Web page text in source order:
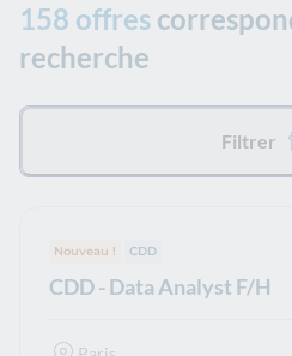
158 offres
recherche
Tous les filtres appliqués :
Filtrer
Nouveau ! Type de contrat :
CDD
CDD - Data Analyst F/H